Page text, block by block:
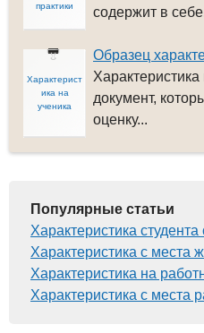
практики
содержит в
Характерист
ика на
ученика
Образец
Характеристика
документ,
оценку...
Популярные статьи
Характеристика студента
Характеристика с места
Характеристика на
Характеристика с места